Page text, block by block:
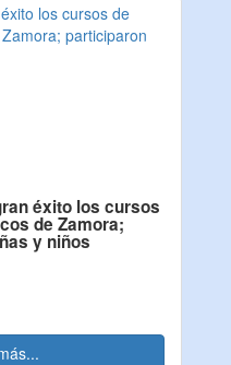
éxito los cursos
de Zamora;
y niños